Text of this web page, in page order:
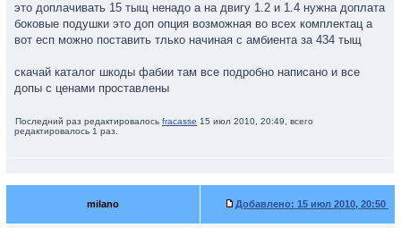
это доплачивать 15 тыщ ненадо а на двигу 1.2 и 1.4 нужна доплата
боковые подушки это доп опция возможная во всех комплектац а
вот есп можно поставить тлько начиная с амбиента за 434 тыщ
скачай каталог шкоды фабии там все подробно написано и все
допы с ценами проставлены
Последний раз редактировалось fracasse 15 июл 2010, 20:49, всего
редактировалось 1 раз.
milano Добавлено: 15 июл 2010, 20:50